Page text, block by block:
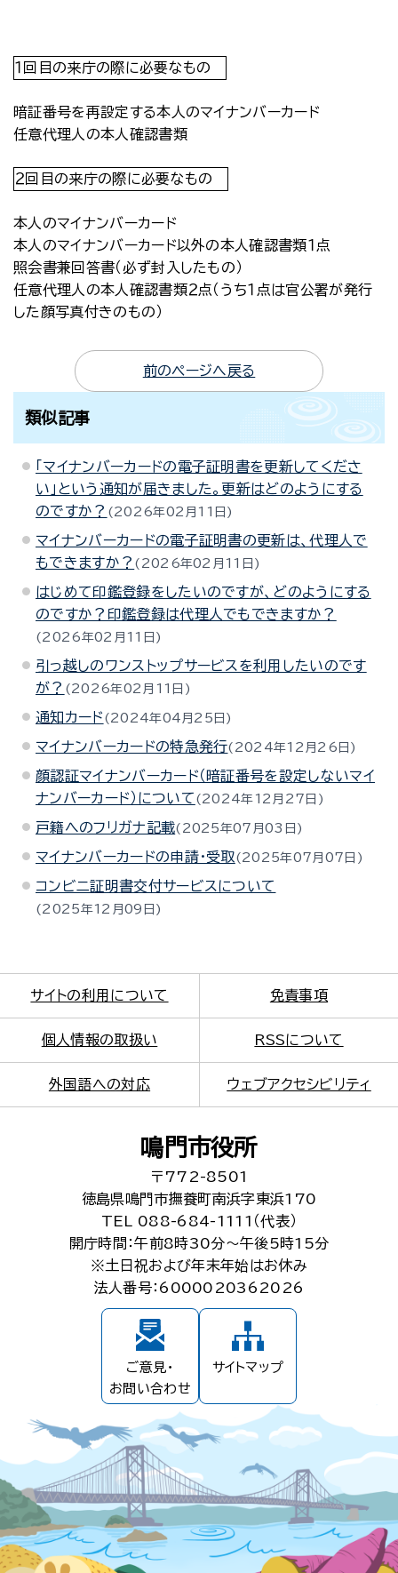
１回目の来庁の際に必要なもの
暗証番号を再設定する本人のマイナンバーカード
任意代理人の本人確認書類
２回目の来庁の際に必要なもの
本人のマイナンバーカード
本人のマイナンバーカード以外の本人確認書類１点
照会書兼回答書（必ず封入したもの）
任意代理人の本人確認書類２点（うち１点は官公署が発行
した顔写真付きのもの）
前のページへ戻る
類似記事
「マイナンバーカードの電子証明書を更新してくださ
い」という通知が届きました。更新はどのようにする
のですか？
2026年02月11日
マイナンバーカードの電子証明書の更新は、代理人で
もできますか？
2026年02月11日
はじめて印鑑登録をしたいのですが、どのようにする
のですか？印鑑登録は代理人でもできますか？
2026年02月11日
引っ越しのワンストップサービスを利用したいのです
が？
2026年02月11日
通知カード 2024年04月25日
マイナンバーカードの特急発行 2024年12月26日
顔認証マイナンバーカード（暗証番号を設定しないマイ
ナンバーカード）について
2024年12月27日
戸籍へのフリガナ記載 2025年07月03日
マイナンバーカードの申請・受取 2025年07月07日
コンビニ証明書交付サービスについて
2025年12月09日
サイトの利用について 免責事項
個人情報の取扱い RSSについて
外国語への対応 ウェブアクセシビリティ
鳴門市役所
〒772-8501
徳島県鳴門市撫養町南浜字東浜170
TEL 088-684-1111（代表）
開庁時間：午前8時30分～午後5時15分
※土日祝および年末年始はお休み
法人番号：6000020362026
ご意見・
お問い合わせ
サイトマップ